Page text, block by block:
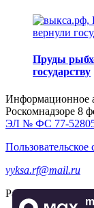
Пруды
государству
Информационное
Роскомнадзоре 8
ЭЛ № ФС 77-
vyksa.rf@mail.ru
Разработка и